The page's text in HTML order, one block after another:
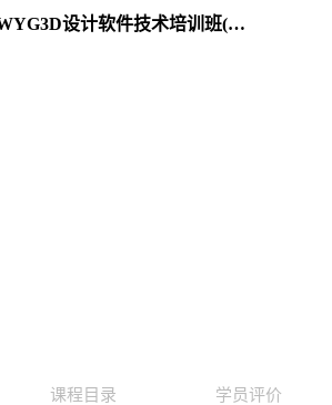
金鳞WYSIWYG3D设计软件技术培训班(直播+教程)
课程目录 学员评价